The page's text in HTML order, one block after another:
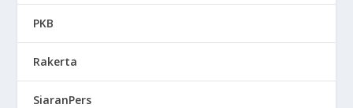
PKB
Rakerta
SiaranPers